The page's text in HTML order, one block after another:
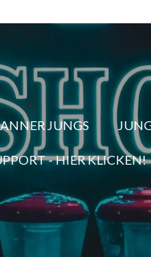
JUNGS
- HIER KLICKEN!